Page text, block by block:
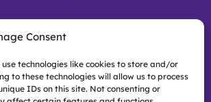
Consent
technologies like cookies to store and/or
to these technologies will allow us to process
IDs on this site. Not consenting or
bleven voortdurend in
dat was erg fijn.